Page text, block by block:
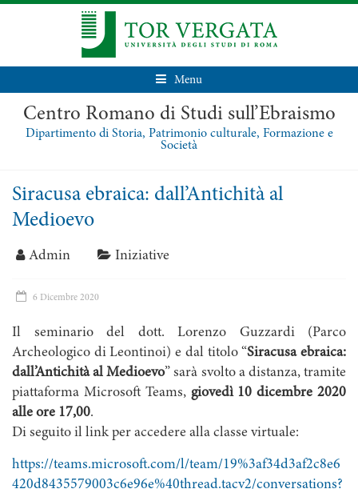
Menu
Centro Romano di Studi sull’Ebraismo
Dipartimento di Storia, Patrimonio culturale, Formazione e
Società
Siracusa ebraica: dall’Antichità al
Medioevo
Admin Iniziative
6 Dicembre 2020
Il seminario del dott. Lorenzo Guzzardi (Parco
Archeologico di Leontinoi) e dal titolo “Siracusa ebraica:
dall’Antichità al Medioevo” sarà svolto a distanza, tramite
piattaforma Microsoft Teams, giovedì 10 dicembre 2020
alle ore 17,00.
Di seguito il link per accedere alla classe virtuale:
https://teams.microsoft.com/l/team/19%3af34d3af2c8e6
420d8435579003c6e96e%40thread.tacv2/conversations?